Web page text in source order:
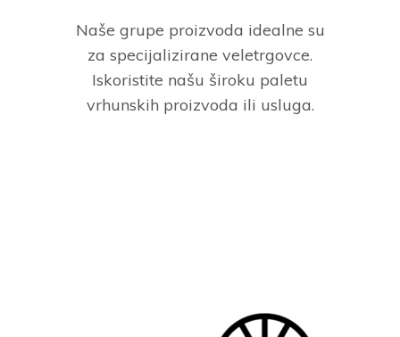
Naše grupe proizvoda idealne su
za specijalizirane veletrgovce.
Iskoristite našu široku paletu
vrhunskih proizvoda ili usluga.